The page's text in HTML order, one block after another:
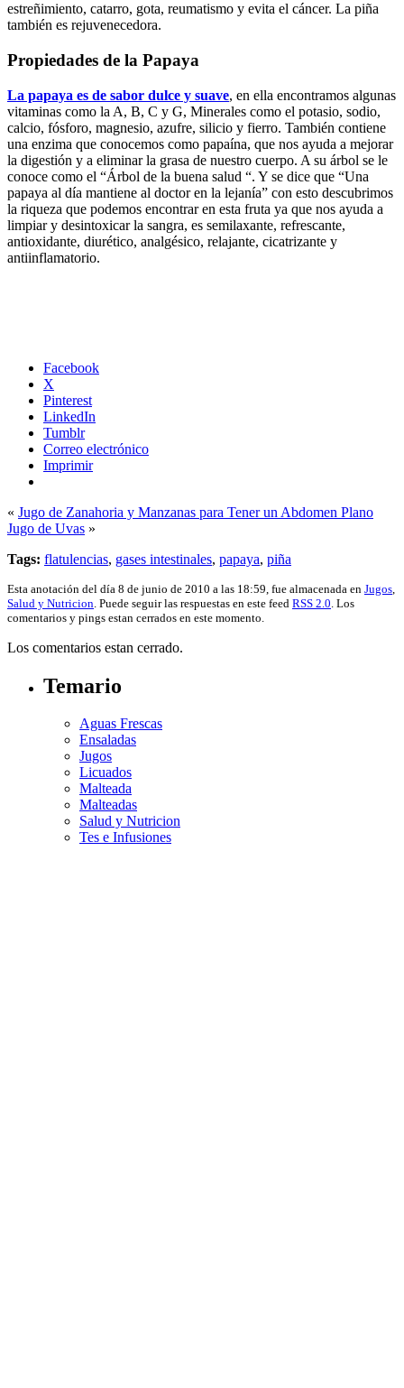
estreñimiento, catarro, gota, reumatismo y evita el cáncer. La piña
también es rejuvenecedora.
Propiedades de la Papaya
La papaya es de sabor dulce y suave, en ella encontramos algunas
vitaminas como la A, B, C y G, Minerales como el potasio, sodio,
calcio, fósforo, magnesio, azufre, silicio y fierro. También contiene
una enzima que conocemos como papaína, que nos ayuda a mejorar
la digestión y a eliminar la grasa de nuestro cuerpo. A su árbol se le
conoce como el “Árbol de la buena salud “. Y se dice que “Una
papaya al día mantiene al doctor en la lejanía” con esto descubrimos
la riqueza que podemos encontrar en esta fruta ya que nos ayuda a
limpiar y desintoxicar la sangra, es semilaxante, refrescante,
antioxidante, diurético, analgésico, relajante, cicatrizante y
antiinflamatorio.
Facebook
X
Pinterest
LinkedIn
Tumblr
Correo electrónico
Imprimir
« Jugo de Zanahoria y Manzanas para Tener un Abdomen Plano
Jugo de Uvas »
Tags: flatulencias, gases intestinales, papaya, piña
Esta anotación del día 8 de junio de 2010 a las 18:59, fue almacenada en Jugos
Salud y Nutricion . Puede seguir las respuestas en este feed RSS 2.0 . Los
comentarios y pings estan cerrados en este momento.
Los comentarios estan cerrado.
Temario
Aguas Frescas
Ensaladas
Jugos
Licuados
Malteada
Malteadas
Salud y Nutricion
Tes e Infusiones